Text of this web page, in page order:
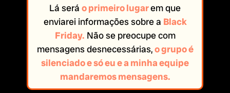
Lá será o primeiro lugarem que
enviarei informações sobre a Black
Friday. Não se preocupe com
mensagens desnecessárias,o grupo é
silenciado e só eu e a minha equipe
mandaremos mensagens.